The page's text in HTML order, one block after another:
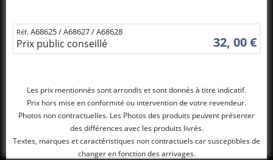
Réf. A68625 / A68627 / A68628
Prix public conseillé 32, 00 €
Les prix mentionnés sont arrondis et sont donnés à titre indicatif.
Prix hors mise en conformité ou intervention de votre revendeur.
Photos non contractuelles. Les Photos des produits peuvent présenter
des différences avec les produits livrés.
Textes, marques et caractéristiques non contractuels car susceptibles de
changer en fonction des arrivages.